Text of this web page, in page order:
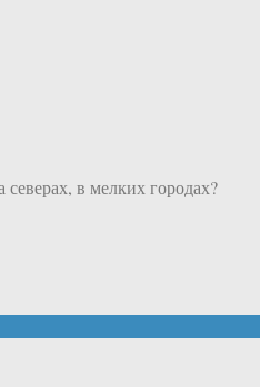
в мелких городах?